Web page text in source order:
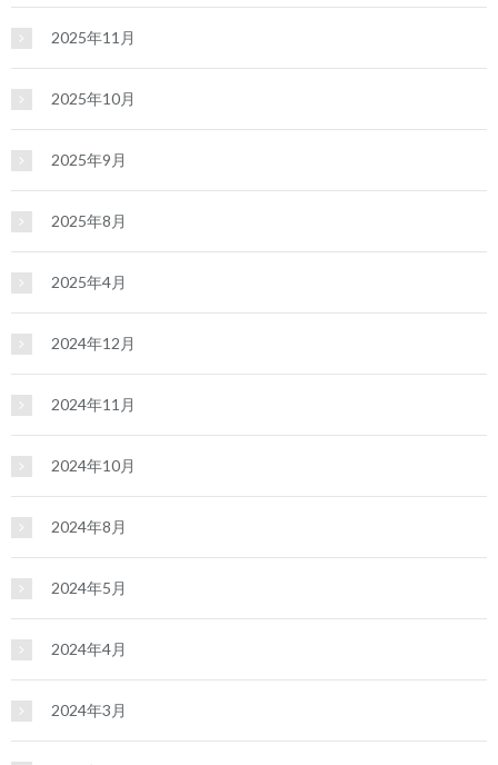
2025年11月
2025年10月
2025年9月
2025年8月
2025年4月
2024年12月
2024年11月
2024年10月
2024年8月
2024年5月
2024年4月
2024年3月